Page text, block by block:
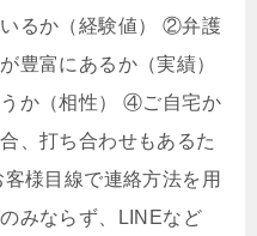
るか（経験値） ②弁護
豊富にあるか（実績）
か（相性） ④ご自宅か
、打ち合わせもあるた
様目線で連絡方法を用
みならず、LINEなど